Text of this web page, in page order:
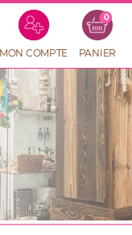
MON COMPTE PANIER
0
RECHERCHE
DE
PRODUITS